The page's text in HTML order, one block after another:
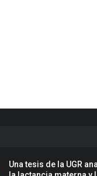
Una tesis de la UGR